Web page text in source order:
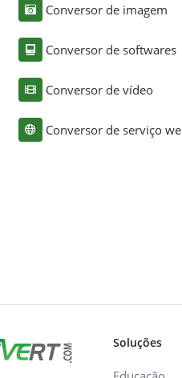
Conversor de imagem
Conversor de softwares
Conversor de vídeo
Conversor de serviço
Soluções